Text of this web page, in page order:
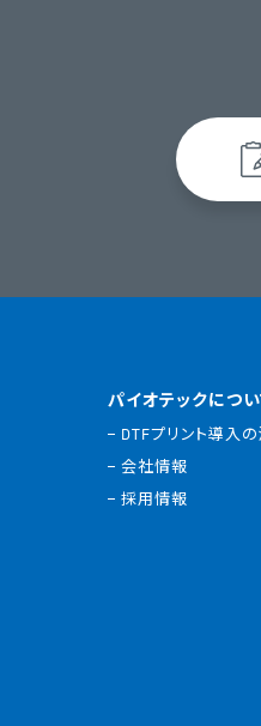
パイオテックにつ
DTFプリント導入
会社情報
採用情報